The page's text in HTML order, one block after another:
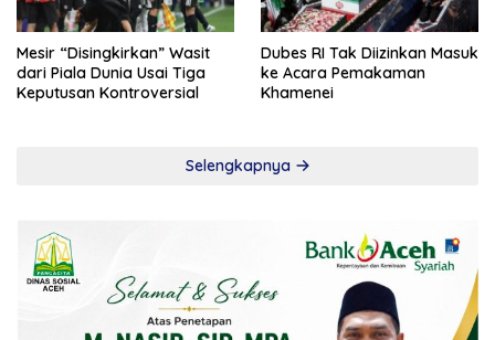
Mesir “Disingkirkan” Wasit
dari Piala Dunia Usai Tiga
Keputusan Kontroversial
Dubes RI Tak Diizinkan Masuk
ke Acara Pemakaman
Khamenei
Selengkapnya